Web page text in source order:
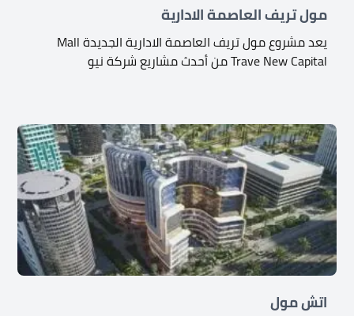
مول تريف العاصمة الادارية
يعد مشروع مول تريف العاصمة الادارية الجديدة Mall
Trave New Capital من أحدث مشاريع شركة نيو
اتش مول